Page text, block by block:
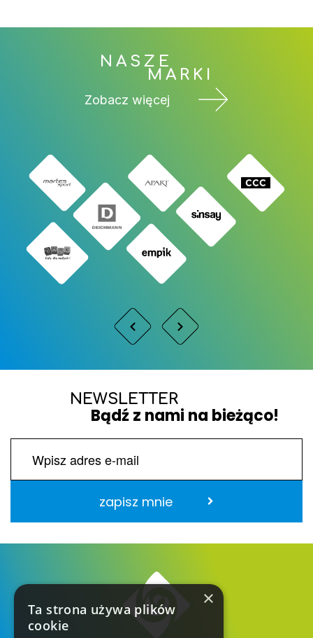
NASZE
MARKI
Zobacz więcej
NEWSLETTER
Bądź z nami na bieżąco!
zapisz mnie
×
Ta strona używa plików
cookie